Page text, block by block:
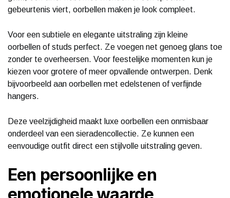
gebeurtenis viert, oorbellen maken je look compleet.
Voor een subtiele en elegante uitstraling zijn kleine
oorbellen of studs perfect. Ze voegen net genoeg glans toe
zonder te overheersen. Voor feestelijke momenten kun je
kiezen voor grotere of meer opvallende ontwerpen. Denk
bijvoorbeeld aan oorbellen met edelstenen of verfijnde
hangers.
Deze veelzijdigheid maakt luxe oorbellen een onmisbaar
onderdeel van een sieradencollectie. Ze kunnen een
eenvoudige outfit direct een stijlvolle uitstraling geven.
Een persoonlijke en
emotionele waarde